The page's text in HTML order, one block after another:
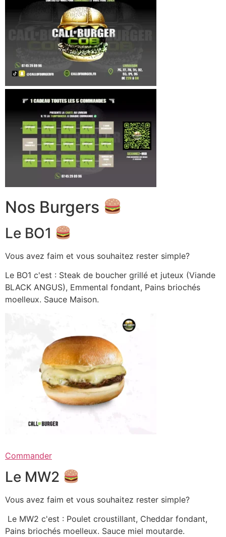
Nos Burgers
Le BO1
Vous avez faim et vous souhaitez rester simple?
Le BO1 c'est : Steak de boucher grillé et juteux (Viande
BLACK ANGUS), Emmental fondant, Pains briochés
moelleux. Sauce Maison.
Commander
Le MW2
Vous avez faim et vous souhaitez rester simple?
Le MW2 c'est : Poulet croustillant, Cheddar fondant,
Pains briochés moelleux. Sauce miel moutarde.